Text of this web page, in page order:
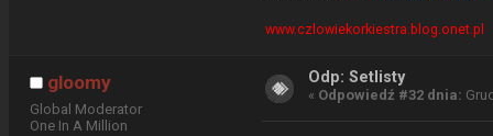
www.czlowiekorkiestra.blog.onet.pl
gloomy
Global Moderator
One In A Million
Odp: Setlisty
« Odpowiedź #32 dnia: